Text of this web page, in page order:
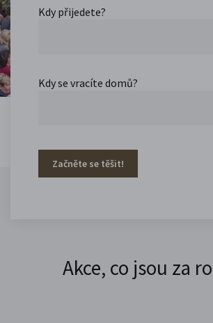
Kdy přijedete?
Kdy se vracíte domů?
Začněte se těšit!
Akce, co jsou za